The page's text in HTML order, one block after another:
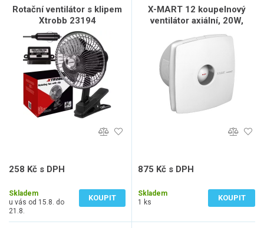
Rotační ventilátor s klipem
Xtrobb 23194
258 Kč s DPH
Skladem
u vás od 15.8. do
21.8.
KOUPIT
X-MART 12 koupelnový
ventilátor axiální, 20W,
potrubí 120mm, bílá
875 Kč s DPH
Skladem
1 ks
KOUPIT